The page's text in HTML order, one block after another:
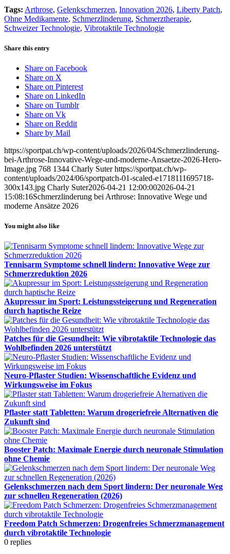
Tags: Arthrose, Gelenkschmerzen, Innovation 2026, Liberty Patch,
Ohne Medikamente, Schmerzlinderung, Schmerztherapie,
Schweizer Technologie, Vibrotaktile Technologie
Share this entry
Share on Facebook
Share on X
Share on Pinterest
Share on LinkedIn
Share on Tumblr
Share on Vk
Share on Reddit
Share by Mail
https://sportpat.ch/wp-content/uploads/2026/04/Schmerzlinderung-
bei-Arthrose-Innovative-Wege-und-moderne-Ansaetze-2026-Hero-
Image.jpg 768 1344 Charly Suter https://sportpat.ch/wp-
content/uploads/2024/06/sportpatch-01-scaled-e1718111695718-
300x143.jpg Charly Suter2026-04-21 12:00:002026-04-21
15:08:16Schmerzlinderung bei Arthrose: Innovative Wege und
moderne Ansätze 2026
You might also like
Tennisarm Symptome schnell lindern: Innovative Wege zur
Schmerzreduktion 2026
Akupressur im Sport: Leistungssteigerung und Regeneration
durch haptische Reize
Patches für die Gesundheit: Wie vibrotaktile Technologie das
Wohlbefinden 2026 unterstützt
Neuro-Pflaster Studien: Wissenschaftliche Evidenz und
Wirkungsweise im Fokus
Pflaster statt Tabletten: Warum drogeriefreie Alternativen die
Zukunft sind
Booster Patch: Maximale Energie durch neuronale Stimulation
ohne Chemie
Gelenkschmerzen nach dem Sport lindern: Der neuronale Weg
zur schnellen Regeneration (2026)
Freedom Patch Schmerzen: Drogenfreies Schmerzmanagement
durch vibrotaktile Technologie
0 replies